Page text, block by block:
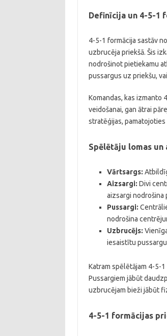
Definīcija un 4-5-1
4-5-1 formācija sastāv
uzbrucēja priekšā. Šis
nodrošinot pietiekamu
pussargus uz priekšu,
Komandas, kas izmanto
veidošanai, gan ātrai
stratēģijas,
Spēlētāju lomas
Vārtsargs:
Aizsargi: Divi
aizsargi nodrošina
Pussargi:
nodrošina
Uzbrucējs:
iesaistītu
Katram spēlētājam 4-5-
Pussargiem jābūt
uzbrucējam bieži jābūt
4-5-1 formācijas